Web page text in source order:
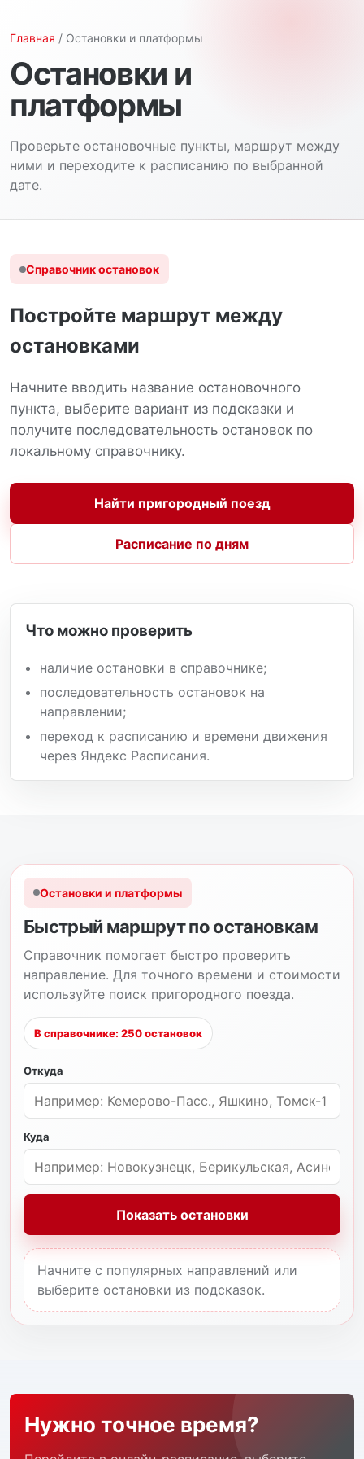
Главная / Остановки и платформы
Остановки и
платформы
Проверьте остановочные пункты, маршрут между
ними и переходите к расписанию по выбранной
дате.
Справочник остановок
Постройте маршрут между
остановками
Начните вводить название остановочного
пункта, выберите вариант из подсказки и
получите последовательность остановок по
локальному справочнику.
Найти пригородный поезд
Расписание по дням
Что можно проверить
наличие остановки в справочнике;
последовательность остановок на
направлении;
переход к расписанию и времени движения
через Яндекс Расписания.
Остановки и платформы
Быстрый маршрут по остановкам
Справочник помогает быстро проверить
направление. Для точного времени и стоимости
используйте поиск пригородного поезда.
В справочнике: 250 остановок
Откуда
Куда
Показать остановки
Начните с популярных направлений или
выберите остановки из подсказок.
Нужно точное время?